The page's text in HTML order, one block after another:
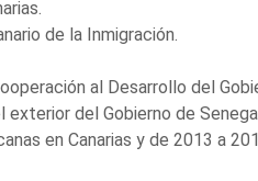
de la Inmigración.
al Desarrollo del
del Gobierno de
en Canarias y de 2013 a